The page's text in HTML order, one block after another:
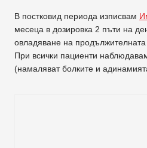
В постковид периода изписвам
месеца в дозировка 2 пъти на
овладяване на
При всички пациенти
(намаляват болките и